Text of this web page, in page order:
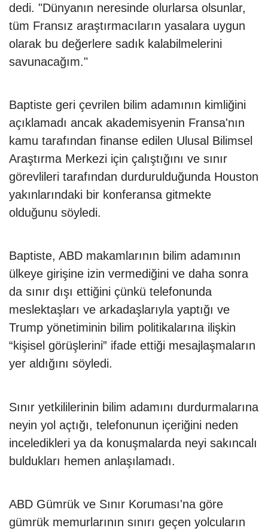
dedi. "Dünyanın neresinde olurlarsa olsunlar,
tüm Fransız araştırmacıların yasalara uygun
olarak bu değerlere sadık kalabilmelerini
savunacağım."
Baptiste geri çevrilen bilim adamının kimliğini
açıklamadı ancak akademisyenin Fransa'nın
kamu tarafından finanse edilen Ulusal Bilimsel
Araştırma Merkezi için çalıştığını ve sınır
görevlileri tarafından durdurulduğunda Houston
yakınlarındaki bir konferansa gitmekte
olduğunu söyledi.
Baptiste, ABD makamlarının bilim adamının
ülkeye girişine izin vermediğini ve daha sonra
da sınır dışı ettiğini çünkü telefonunda
meslektaşları ve arkadaşlarıyla yaptığı ve
Trump yönetiminin bilim politikalarına ilişkin
“kişisel görüşlerini” ifade ettiği mesajlaşmaların
yer aldığını söyledi.
Sınır yetkililerinin bilim adamını durdurmalarına
neyin yol açtığı, telefonunun içeriğini neden
inceledikleri ya da konuşmalarda neyi sakıncalı
buldukları hemen anlaşılamadı.
ABD Gümrük ve Sınır Koruması'na göre
gümrük memurlarının sınırı geçen yolcuların